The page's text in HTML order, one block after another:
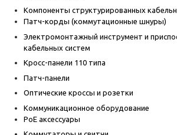
Компоненты структурированных
Патч-корды (коммутационные шнуры)
Электромонтажный инструмент и
кабельных систем
Кросс-панели 110 типа
Патч-панели
Оптические кроссы и розетки
Коммуникационное оборудование
PoE аксессуары